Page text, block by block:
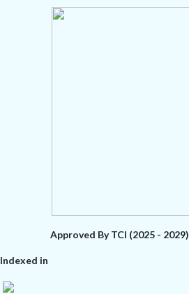
Approved By TCI (2025 - 2029)
Indexed in